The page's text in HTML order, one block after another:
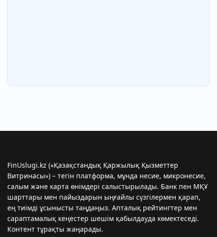
FinUslugi.kz («Қазақстандық Қаржылық Қызметтер
Витринасы») – тегін платформа, мұнда несие, микронесиe,
салым және карта өнімдері салыстырылады. Банк пен МҚҰ
шарттары мен пайыздарын ыңғайлы сүзгілермен қарап,
ең тиімді ұсынысты таңдаңыз. Апталық рейтингтер мен
сараптамалық кеңестер шешім қабылдауда көмектеседі.
Контент тұрақты жаңарады.